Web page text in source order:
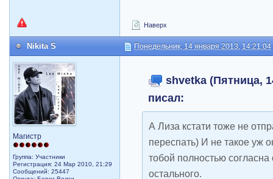
Наверх
Nikita S Понедельник, 14 января 2013, 14:21:04
Магистр
Группа: Участники
Регистрация: 24 Мар 2010, 21:29
Сообщений: 25447
shvetka (Пятница,
писал:
А Лиза кстати тоже не
переспать) И не такое уж
тобой полностью согласна
остального.